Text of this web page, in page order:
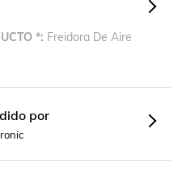
* Freidora De Aire
por